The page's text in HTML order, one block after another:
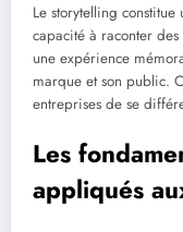
Le storytelling
capacité à raconter
une expérience
marque et son public.
entreprises de se
Les
appliqués